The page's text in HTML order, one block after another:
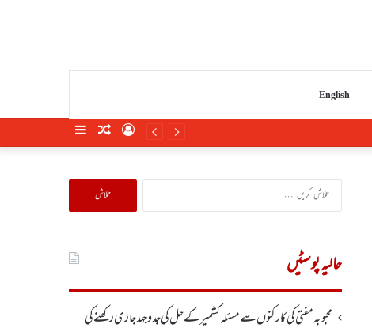
English
SidebarRandomLog
تلاش
کریں
حالیہ پوسٹیں
محبوبہ مفتی کی کارکنوں سے مسئلہ کشمیر کے حل کی جدوجہد جاری رکھنے کی